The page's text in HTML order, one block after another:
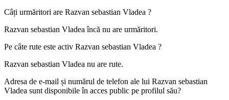
Câți urmăritori are Razvan sebastian Vladea ?
Razvan sebastian Vladea încă nu are urmăritori.
Pe câte rute este activ Razvan sebastian Vladea ?
Razvan sebastian Vladea nu are rute.
Adresa de e-mail și numărul de telefon ale lui Razvan sebastian
Vladea sunt disponibile în acces public pe profilul său?